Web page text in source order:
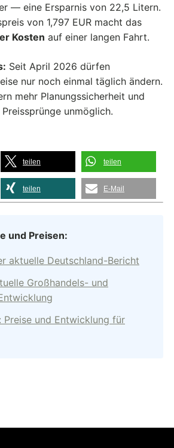
— eine Ersparnis von 22,5 Litern.
von 1,797 EUR macht das
Kosten auf einer langen Fahrt.
Seit April 2026 dürfen
nur noch einmal täglich ändern.
mehr Planungssicherheit und
unmöglich.
teilen teilen
teilen E-Mail
und Preisen:
aktuelle Deutschland-Bericht
Großhandels- und
Preise und Entwicklung für